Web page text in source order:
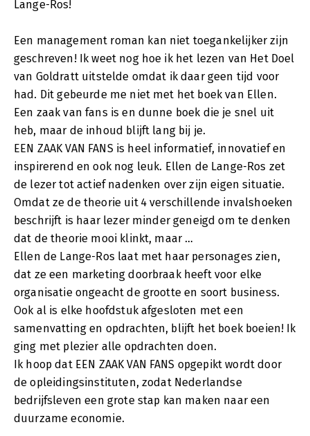
Lange-Ros!
Een management roman kan niet toegankelijker zijn
geschreven! Ik weet nog hoe ik het lezen van Het Doel
van Goldratt uitstelde omdat ik daar geen tijd voor
had. Dit gebeurde me niet met het boek van Ellen.
Een zaak van fans is en dunne boek die je snel uit
heb, maar de inhoud blijft lang bij je.
EEN ZAAK VAN FANS is heel informatief, innovatief en
inspirerend en ook nog leuk. Ellen de Lange-Ros zet
de lezer tot actief nadenken over zijn eigen situatie.
Omdat ze de theorie uit 4 verschillende invalshoeken
beschrijft is haar lezer minder geneigd om te denken
dat de theorie mooi klinkt, maar …
Ellen de Lange-Ros laat met haar personages zien,
dat ze een marketing doorbraak heeft voor elke
organisatie ongeacht de grootte en soort business.
Ook al is elke hoofdstuk afgesloten met een
samenvatting en opdrachten, blijft het boek boeien! Ik
ging met plezier alle opdrachten doen.
Ik hoop dat EEN ZAAK VAN FANS opgepikt wordt door
de opleidingsinstituten, zodat Nederlandse
bedrijfsleven een grote stap kan maken naar een
duurzame economie.